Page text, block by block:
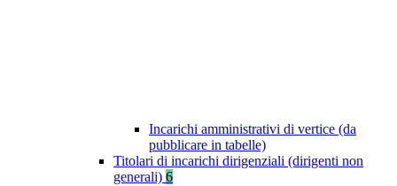
Incarichi amministrativi di vertice (da
pubblicare in tabelle)
Titolari di incarichi dirigenziali (dirigenti non
generali) 6